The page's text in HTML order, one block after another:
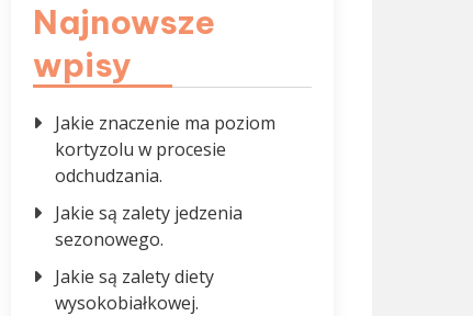
Najnowsze
wpisy
Jakie znaczenie ma poziom
kortyzolu w procesie
odchudzania.
Jakie są zalety jedzenia
sezonowego.
Jakie są zalety diety
wysokobiałkowej.